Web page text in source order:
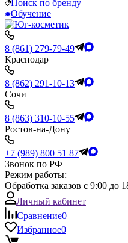
Поиск по бренду
Обучение
8 (861) 279-79-49
Краснодар
8 (862) 291-10-13
Сочи
8 (863) 310-10-55
Ростов-на-Дону
+7 (989) 800 51 87
Звонок по РФ
Режим работы:
Обработка заказов с 9:00 до
Личный кабинет
Сравнение0
Избранное0